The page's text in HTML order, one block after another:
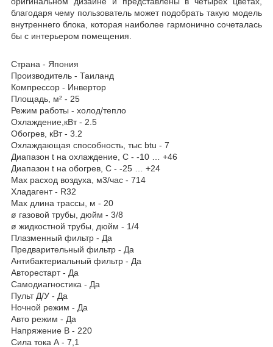
благодаря чему пользователь может подобрать такую модель
внутреннего блока, которая наиболее гармонично сочеталась
бы с интерьером помещения.
Страна - Япония
Производитель - Таиланд
Компрессор - Инвертор
Площадь, м² - 25
Режим работы - холод/тепло
Охлаждение,кВт - 2.5
Обогрев, кВт - 3.2
Охлаждающая способность, тыс btu - 7
Диапазон t на охлаждение, С - -10 … +46
Диапазон t на обогрев, С - -25 … +24
Max расход воздуха, м3/час - 714
Хладагент - R32
Max длина трассы, м - 20
ø газовой трубы, дюйм - 3/8
ø жидкостной трубы, дюйм - 1/4
Плазменный фильтр - Да
Предварительный фильтр - Да
Антибактериальный фильтр - Да
Авторестарт - Да
Самодиагностика - Да
Пульт Д/У - Да
Ночной режим - Да
Авто режим - Да
Напряжение В - 220
Сила тока А - 7,1